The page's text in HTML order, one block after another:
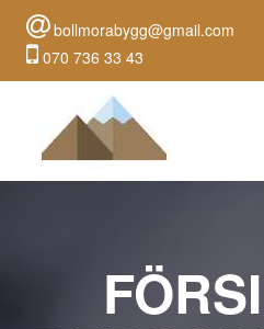
bollmorabygg@gmail.com
070 736 33 43